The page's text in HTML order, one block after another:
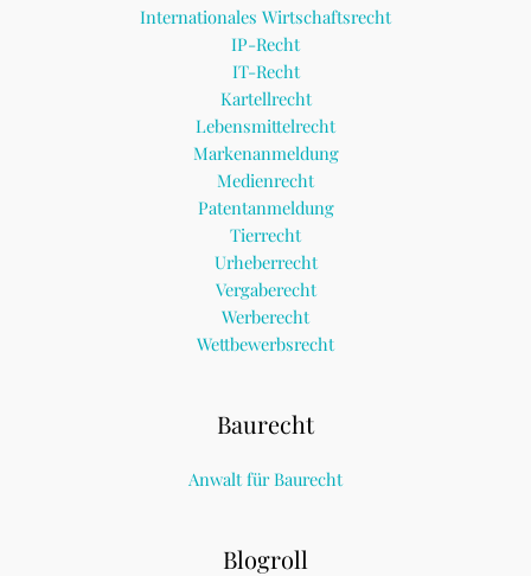
Internationales Wirtschaftsrecht
IP-Recht
IT-Recht
Kartellrecht
Lebensmittelrecht
Markenanmeldung
Medienrecht
Patentanmeldung
Tierrecht
Urheberrecht
Vergaberecht
Werberecht
Wettbewerbsrecht
Baurecht
Anwalt für Baurecht
Blogroll